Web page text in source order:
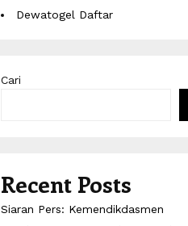
Dewatogel Daftar
Cari
Recent Posts
Siaran Pers: Kemendikdasmen